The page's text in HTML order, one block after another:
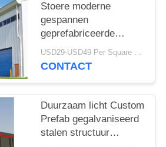
Stoere moderne
gespannen
geprefabriceerde
industriële
staalstructuur
USD29-USD49 Per Square Meter MOQ:200 vierkante meter
CONTACT
Duurzaam licht Custom
Prefab gegalvaniseerd
stalen structuur